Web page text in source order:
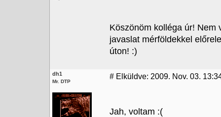
Köszönöm kolléga úr! Nem
javaslat mérföldekkel
úton! :)
dh1
Mr. DTP
# Elküldve: 2009. Nov. 03.
Jah, voltam :(